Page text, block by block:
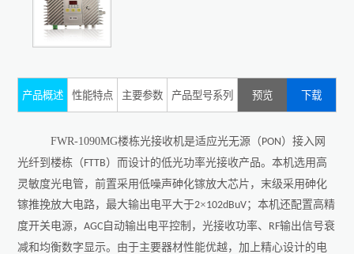
产品概述 性能特点 主要参数 产品型号系列 预览 下载
FWR-1090MG楼栋光接收机是适应光无源（PON）接入网
光纤到楼栋（FTTB）而设计的低光功率光接收产品。本机选用高
灵敏度光电管，前置采用低噪声砷化镓放大芯片，末级采用砷化
镓推挽放大电路，最大输出电平大于2×102dBuV；本机还配置高精
度开关电源，AGC自动输出电平控制，光接收功率、 RF输出信号衰
减和均衡数字显示。由于主要器材性能优越，加上精心设计的电